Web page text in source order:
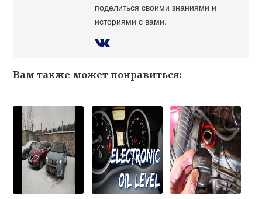
поделиться своими знаниями и
историями с вами.
Вам также может понравиться: